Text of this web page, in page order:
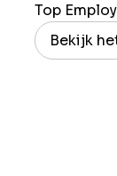
Top
Bekijk